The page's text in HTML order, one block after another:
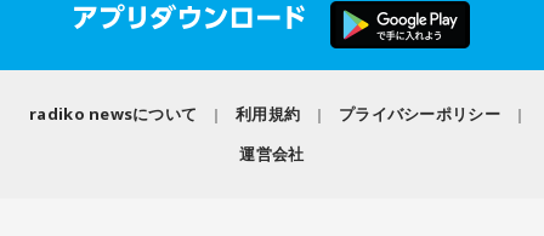
江原：やっぱり、集中力が欠けちゃうしね。だからご飯を食
べて、新しいお家を建てればまたよく寝られたりすると思う
れを大事にして、コンディションを常に最高に整えるという
ことであれば、もしかしたら悩んでいた時期は体調が不安定
1． 水がこぼれてしまうことはないのか
3． ひび割れなど壊れる心配はないか
radiko newsについて 利用規約
プライバシーポリシー
運営会社